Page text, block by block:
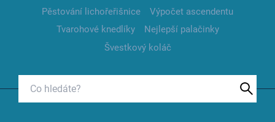
Pěstování lichořeřišnice
Výpočet ascendentu
Tvarohové knedlíky
Nejlepší palačinky
Švestkový koláč